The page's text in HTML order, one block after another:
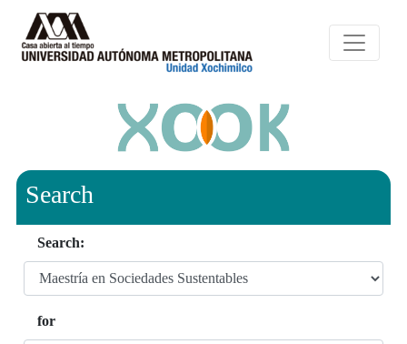
Search
Search:
for